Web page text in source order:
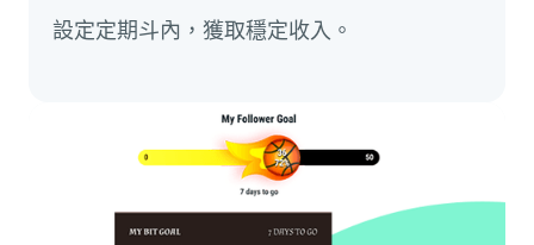
設定定期斗內，獲取穩定收入。